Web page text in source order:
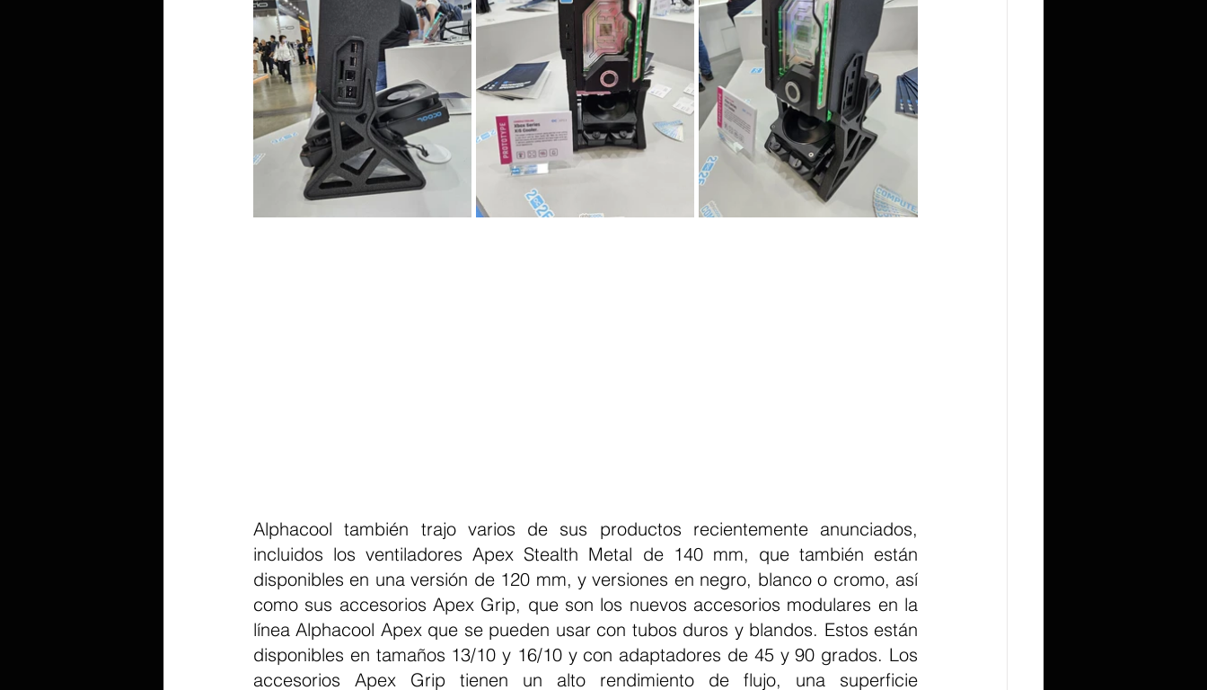
Alphacool también trajo varios de sus productos recientemente anunciados,
incluidos los ventiladores Apex Stealth Metal de 140 mm, que también están
disponibles en una versión de 120 mm, y versiones en negro, blanco o cromo, así
como sus accesorios Apex Grip, que son los nuevos accesorios modulares en la
línea Alphacool Apex que se pueden usar con tubos duros y blandos. Estos están
disponibles en tamaños 13/10 y 16/10 y con adaptadores de 45 y 90 grados. Los
accesorios Apex Grip tienen un alto rendimiento de flujo, una superficie